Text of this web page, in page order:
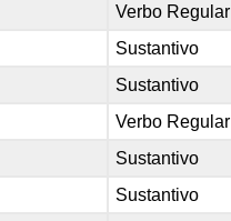
Verbo Regular
Sustantivo
Sustantivo
Verbo Regular
Sustantivo
Sustantivo